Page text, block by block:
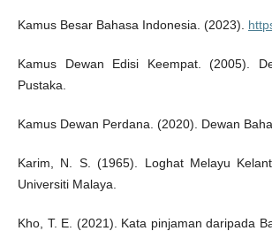
Kamus Besar Bahasa Indonesia. (2023).
Kamus Dewan Edisi Keempat. (2005).
Pustaka.
Kamus Dewan Perdana. (2020). Dewan
Karim, N. S. (1965). Loghat Melayu
Universiti Malaya.
Kho, T. E. (2021). Kata pinjaman daripada